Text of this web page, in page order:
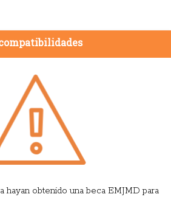
hayan obtenido una beca EMJMD para